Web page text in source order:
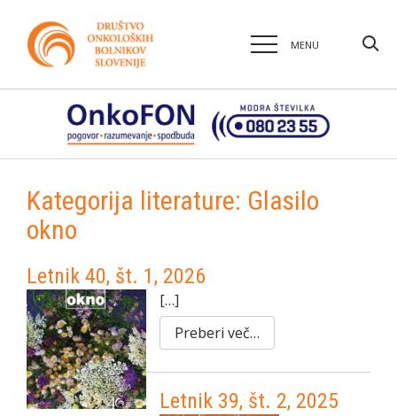
Kategorija literature: Glasilo
okno
Letnik 40, št. 1, 2026
[…]
Preberi več…
Letnik 39, št. 2, 2025
MENU